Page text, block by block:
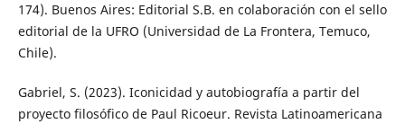
174). Buenos Aires: Editorial S.B. en colaboración con el sello
editorial de la UFRO (Universidad de La Frontera, Temuco,
Chile).
Gabriel, S. (2023). Iconicidad y autobiografía a partir del
proyecto filosófico de Paul Ricoeur. Revista Latinoamericana